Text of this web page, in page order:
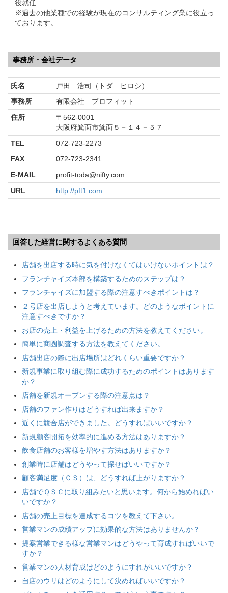
役就任
※過去の他業種での経験が現在のコンサルティング業に役立っ
ております。
事務所・会社データ
氏名
戸田 浩司（トダ ヒロシ）
事務所
有限会社 プロフィット
住所
〒562-0001
大阪府箕面市箕面５－１４－５７
TEL
072-723-2273
FAX
072-723-2341
E-MAIL
profit-toda@nifty.com
URL
http://pft1.com
回答した経営に関するよくある質問
店舗を出店する時に気を付けなくてはいけないポイントは？
フランチャイズ本部を構築するためのステップは？
フランチャイズに加盟する際の注意すべきポイントは？
２号店を出店しようと考えています。どのようなポイントに
注意すべきですか？
お店の売上・利益を上げるための方法を教えてください。
簡単に商圏調査する方法を教えてください。
店舗出店の際に出店場所はどれくらい重要ですか？
新規事業に取り組む際に成功するためのポイントはあります
か？
店舗を新規オープンする際の注意点は？
店舗のファン作りはどうすれば出来ますか？
近くに競合店ができました。どうすればいいですか？
新規顧客開拓を効率的に進める方法はありますか？
飲食店舗のお客様を増やす方法はありますか？
創業時に店舗はどうやって探せばいいですか？
顧客満足度（ＣＳ）は、どうすれば上がりますか？
店舗でＱＳＣに取り組みたいと思います。何から始めればい
いですか？
店舗の売上目標を達成するコツを教えて下さい。
営業マンの成績アップに効果的な方法はありませんか？
提案営業できる様な営業マンはどうやって育成すればいいで
すか？
営業マンの人材育成はどのようにすれがいいですか？
自店のウリはどのようにして決めればいいですか？